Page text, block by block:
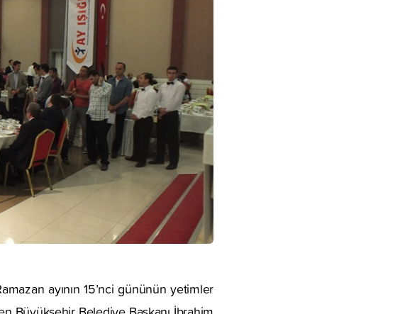
ayının 15’nci gününün yetimler